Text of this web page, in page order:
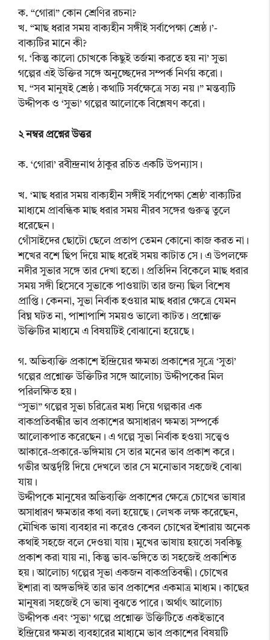
ক. “গোরা” কোন শ্রেণির রচনা?
খ. “মাছ ধরার সময় বাক্যহীন সঙ্গীই সর্বাপেক্ষা শ্রেষ্ঠ।’-
বাক্যটির মানে কী?
গ. ‘কিন্তু কালো চোখকে কিছুই তর্জমা করতে হয় না’ সুভা
গল্পের এই উক্তির সঙ্গে অনুচ্ছেদের সম্পর্ক নির্ণয় করো।
ঘ. “সব মানুষই শ্রেষ্ঠ। কথাটি সর্বক্ষেত্রে সত্য নয়।” মন্তব্যটি
উদ্দীপক ও ‘সুভা’ গল্পের আলোকে বিশ্লেষণ করো।
২ নম্বর প্রশ্নের উত্তর
ক. ‘গোরা’ রবীন্দ্রনাথ ঠাকুর রচিত একটি উপন্যাস।
খ. ‘মাছ ধরার সময় বাক্যহীন সঙ্গীই সর্বাপেক্ষা শ্রেষ্ঠ’ বাক্যটির
মাধ্যমে প্রাবন্ধিক মাছ ধরার সময় নীরব সঙ্গের গুরুত্ব তুলে
ধরেছেন।
গোঁসাইদের ছোটো ছেলে প্রতাপ তেমন কোনো কাজ করত না।
শখের বশে ছিপ দিয়ে মাছ ধরেই সময় কাটাত সে। এ উপলক্ষে
নদীর সুভার সঙ্গে তার দেখা হতো। প্রতিদিন বিকেলে মাছ ধরার
সময় সঙ্গী হিসেবে সুভাকে পাওয়াটা তার জন্য ছিল বিশেষ
প্রাপ্তি। কেননা, সুভা নির্বাক হওয়ার মাছ ধরার ক্ষেত্রে যেমন
বিঘ্ন ঘটত না, পাশাপাশি সময়ও ভালো কাটত। প্রশ্নোক্ত
উক্তিটির মাধ্যমে এ বিষয়টিই বোঝানো হয়েছে।
গ. অভিব্যক্তি প্রকাশে ইন্দ্রিয়ের ক্ষমতা প্রকাশের সূত্রে ‘সুতা’
গল্পের প্রশ্নোক্ত উক্তিটির সঙ্গে আলোচ্য উদ্দীপকের মিল
পরিলক্ষিত হয়।
“সুভা” গল্পের সুভা চরিত্রের মধ্য দিয়ে গল্পকার এক
বাকপ্রতিবন্ধীর ভাব প্রকাশের অসাধারণ ক্ষমতা সম্পর্কে
আলোকপাত করেছেন। এ গল্পে সুভা নির্বাক হওয়া সত্ত্বেও
আকারে-প্রকারে-ভঙ্গিমায় সে তার মনের ভাব প্রকাশ করে।
গভীর অন্তর্দৃষ্টি দিয়ে দেখলে তার সে মনোভাব সহজেই বোঝা
যায়।
উদ্দীপকে মানুষের অভিব্যক্তি প্রকাশের ক্ষেত্রে চোখের ভাষার
অসাধারণ ক্ষমতার কথা বলা হয়েছে। লেখক লক্ষ করেছেন,
মৌখিক ভাষা ব্যবহার না করেও কেবল চোখের ইশারায় অনেক
কথাই সহজে বলে দেওয়া যায়। মুখের ভাষায় হয়তো সবকিছু
প্রকাশ করা যায় না, কিন্তু ভাব-ভঙ্গিতে তা সহজেই প্রকাশিত
হয়। আলোচ্য গল্পের সূভা একজন বাকপ্রতিবন্ধী। চোখের
ইশারা বা অঙ্গভঙ্গিই তার ভাব প্রকাশের একমাত্র মাধ্যম। কাছের
মানুষরা সহজেই সে ভাষা বুঝতে পারে। অর্থাৎ আলোচ্য
উদ্দীপক এবং ‘সুভা’ গল্পে প্রশ্নোক্ত উক্তিটিতে একইভাবে
ইন্দ্রিয়ের ক্ষমতা ব্যবহারের মাধ্যমে ভাব প্রকাশের বিষয়টি